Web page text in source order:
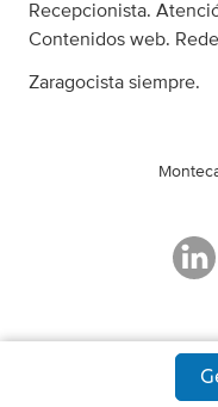
Recepcionista.
Contenidos web.
Zaragocista siempre.